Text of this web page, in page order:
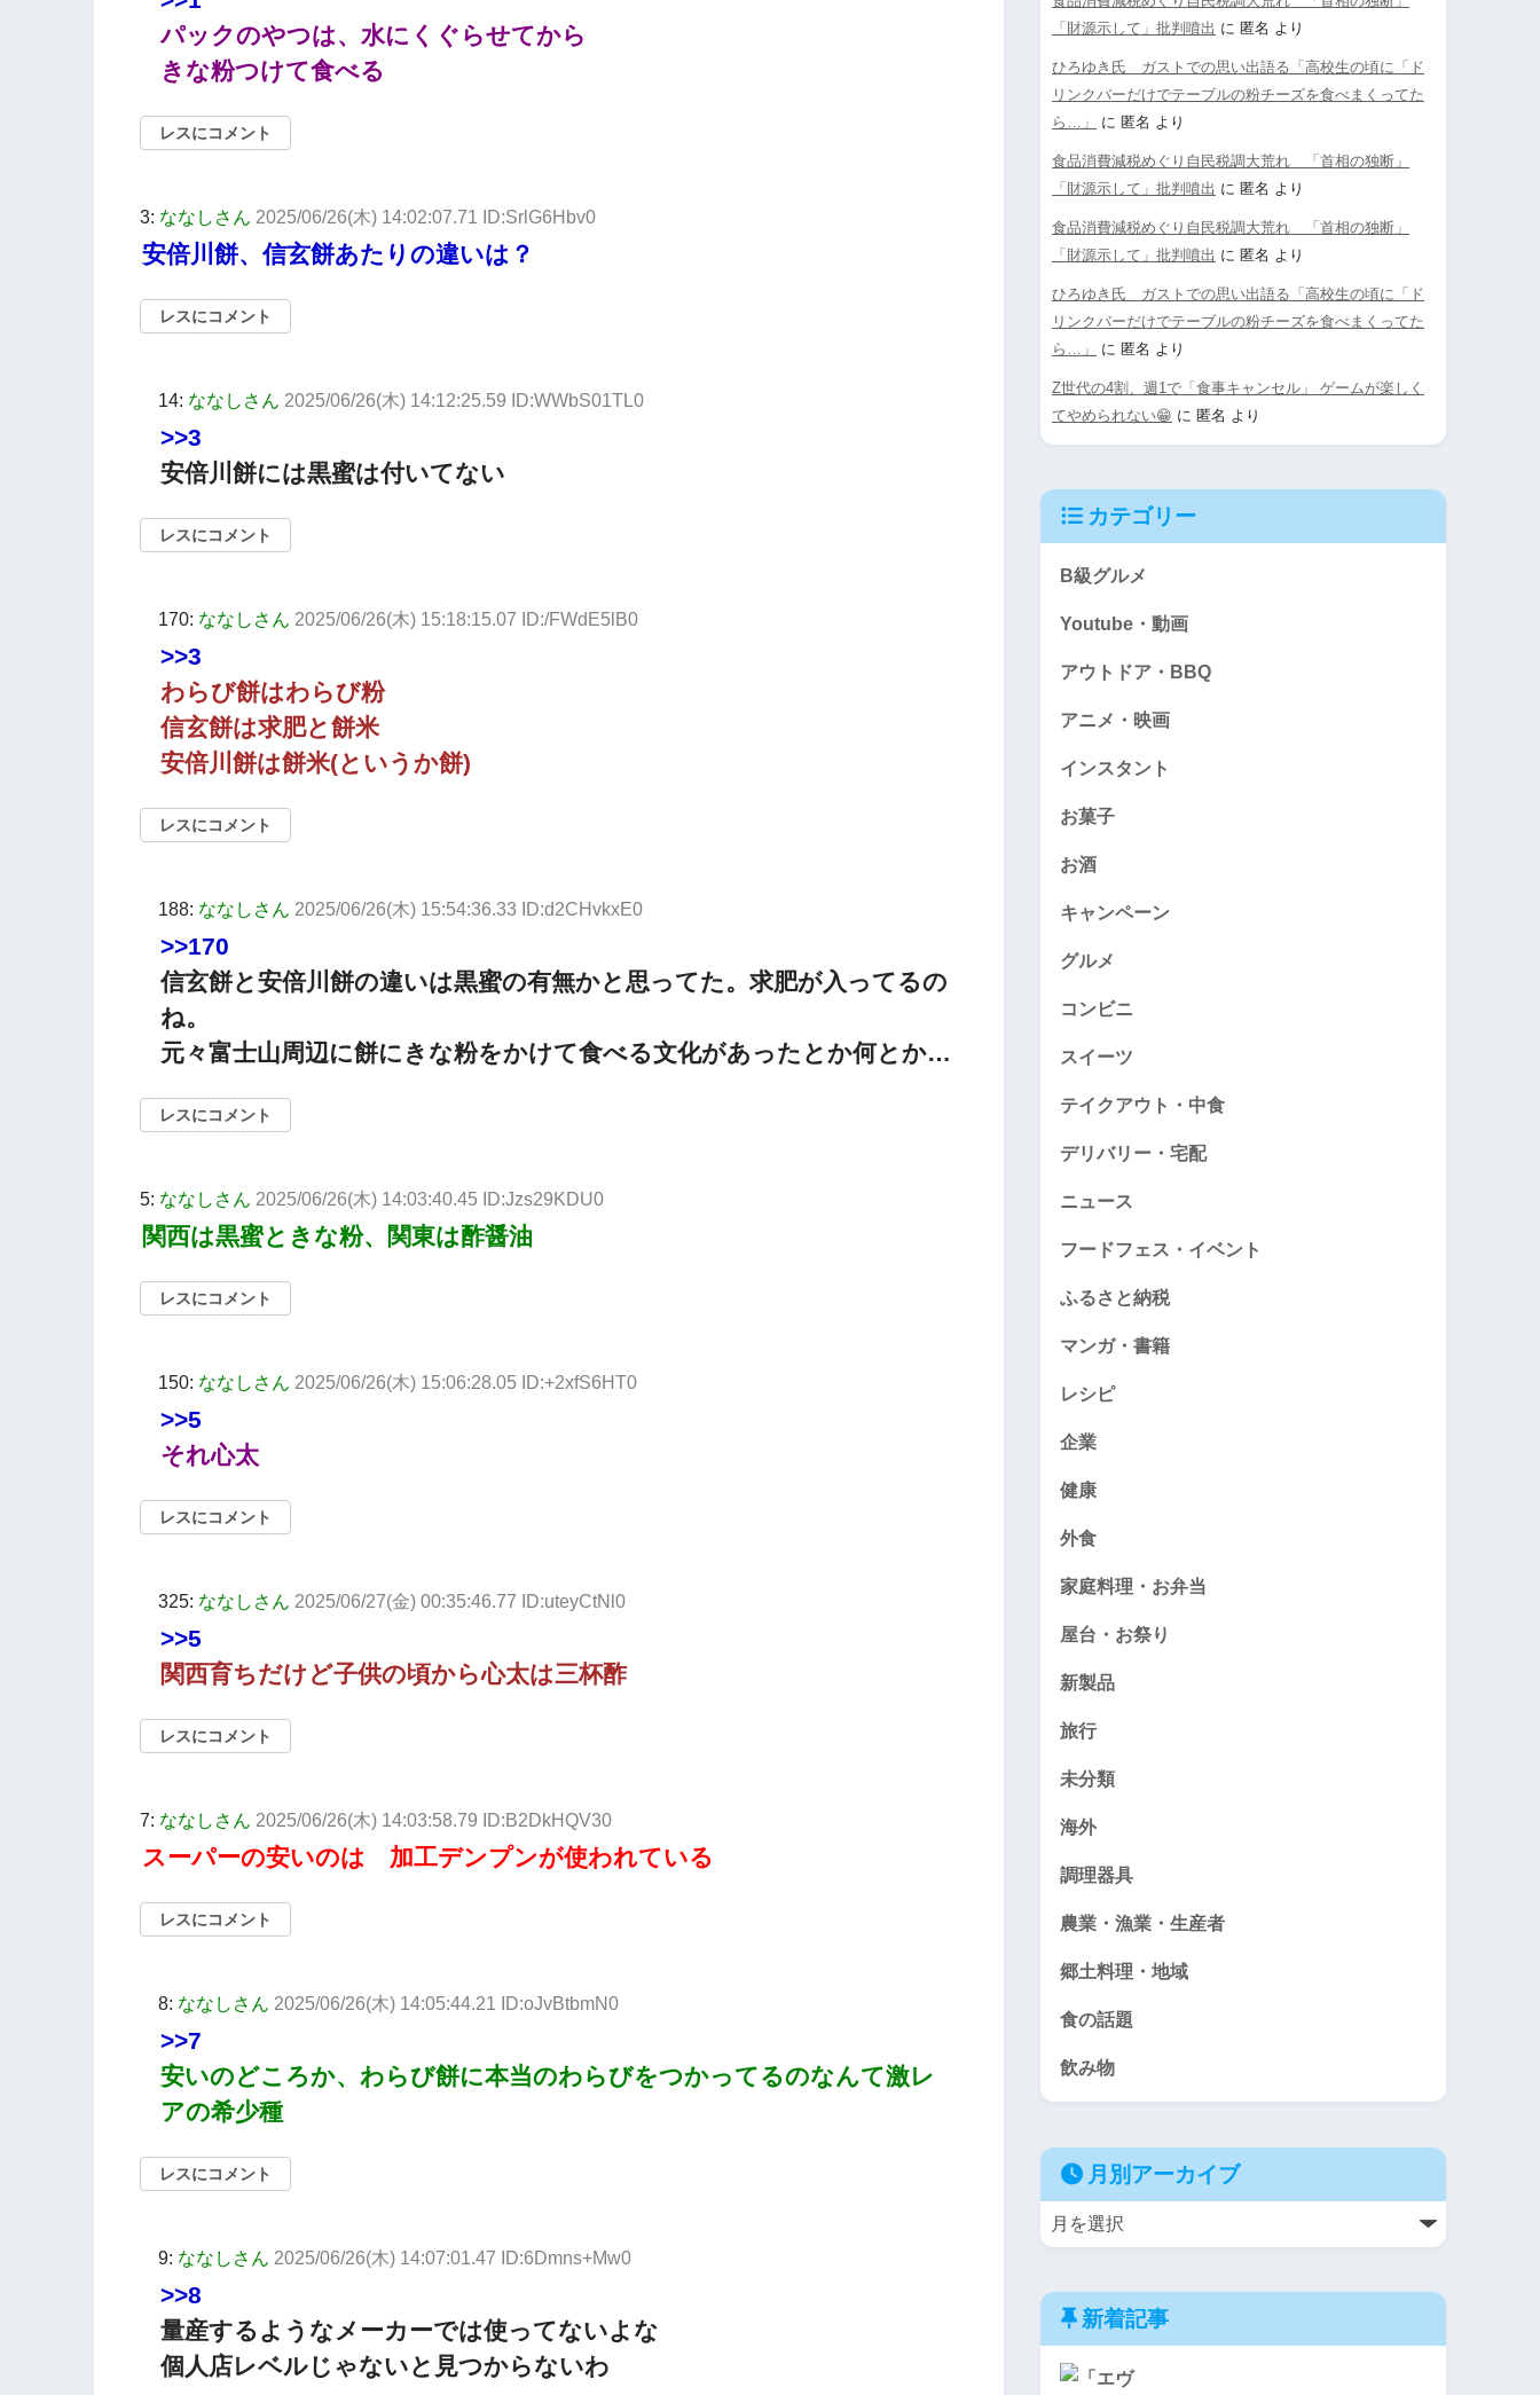
パックのやつは、水にくぐらせてから
きな粉つけて食べる
レスにコメント
3: ななしさん 2025/06/26(木) 14:02:07.71 ID:SrlG6Hbv0
安倍川餅、信玄餅あたりの違いは？
レスにコメント
14: ななしさん 2025/06/26(木) 14:12:25.59 ID:WWbS01TL0
>>3
安倍川餅には黒蜜は付いてない
レスにコメント
170: ななしさん 2025/06/26(木) 15:18:15.07 ID:/FWdE5lB0
>>3
わらび餅はわらび粉
信玄餅は求肥と餅米
安倍川餅は餅米(というか餅)
レスにコメント
188: ななしさん 2025/06/26(木) 15:54:36.33 ID:d2CHvkxE0
>>170
信玄餅と安倍川餅の違いは黒蜜の有無かと思ってた。求肥が入ってるの
ね。
元々富士山周辺に餅にきな粉をかけて食べる文化があったとか何とか…
レスにコメント
5: ななしさん 2025/06/26(木) 14:03:40.45 ID:Jzs29KDU0
関西は黒蜜ときな粉、関東は酢醤油
レスにコメント
150: ななしさん 2025/06/26(木) 15:06:28.05 ID:+2xfS6HT0
>>5
それ心太
レスにコメント
325: ななしさん 2025/06/27(金) 00:35:46.77 ID:uteyCtNl0
>>5
関西育ちだけど子供の頃から心太は三杯酢
レスにコメント
7: ななしさん 2025/06/26(木) 14:03:58.79 ID:B2DkHQV30
スーパーの安いのは 加工デンプンが使われている
レスにコメント
8: ななしさん 2025/06/26(木) 14:05:44.21 ID:oJvBtbmN0
>>7
安いのどころか、わらび餅に本当のわらびをつかってるのなんて激レ
アの希少種
レスにコメント
9: ななしさん 2025/06/26(木) 14:07:01.47 ID:6Dmns+Mw0
>>8
量産するようなメーカーでは使ってないよな
個人店レベルじゃないと見つからないわ
「財源示して」批判噴出 に 匿名 より
ひろゆき氏 ガストでの思い出語る「高校生の頃に「ド
リンクバーだけでテーブルの粉チーズを食べまくってた
ら…」
に 匿名 より
食品消費減税めぐり自民税調大荒れ 「首相の独断」
「財源示して」批判噴出 に 匿名 より
食品消費減税めぐり自民税調大荒れ 「首相の独断」
「財源示して」批判噴出 に 匿名 より
ひろゆき氏 ガストでの思い出語る「高校生の頃に「ド
リンクバーだけでテーブルの粉チーズを食べまくってた
ら…」
に 匿名 より
Z世代の4割、週1で「食事キャンセル」 ゲームが楽しく
てやめられない😁 に 匿名 より
カテゴリー
B級グルメ
Youtube・動画
アウトドア・BBQ
アニメ・映画
インスタント
お菓子
お酒
キャンペーン
グルメ
コンビニ
スイーツ
テイクアウト・中食
デリバリー・宅配
ニュース
フードフェス・イベント
ふるさと納税
マンガ・書籍
レシピ
企業
健康
外食
家庭料理・お弁当
屋台・お祭り
新製品
旅行
未分類
海外
調理器具
農業・漁業・生産者
郷土料理・地域
食の話題
飲み物
月別アーカイブ
新着記事